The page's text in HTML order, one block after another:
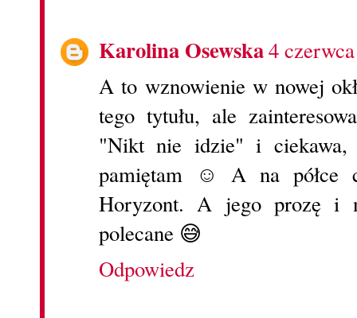
Karolina Osewska4
A to wznowienie w nowej
tego tytułu, ale
"Nikt nie idzie" i ciekawa,
pamiętam ☺ A na półce
Horyzont. A jego prozę i
polecane 😅
Odpowiedz